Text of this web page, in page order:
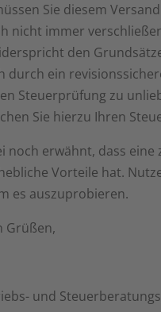
Sie diesem
nicht immer
den
durch ein
Steuerprüfung zu
Sie hierzu Ihren
noch erwähnt, dass
Vorteile hat.
es auszuprobieren.
Grüßen,
und